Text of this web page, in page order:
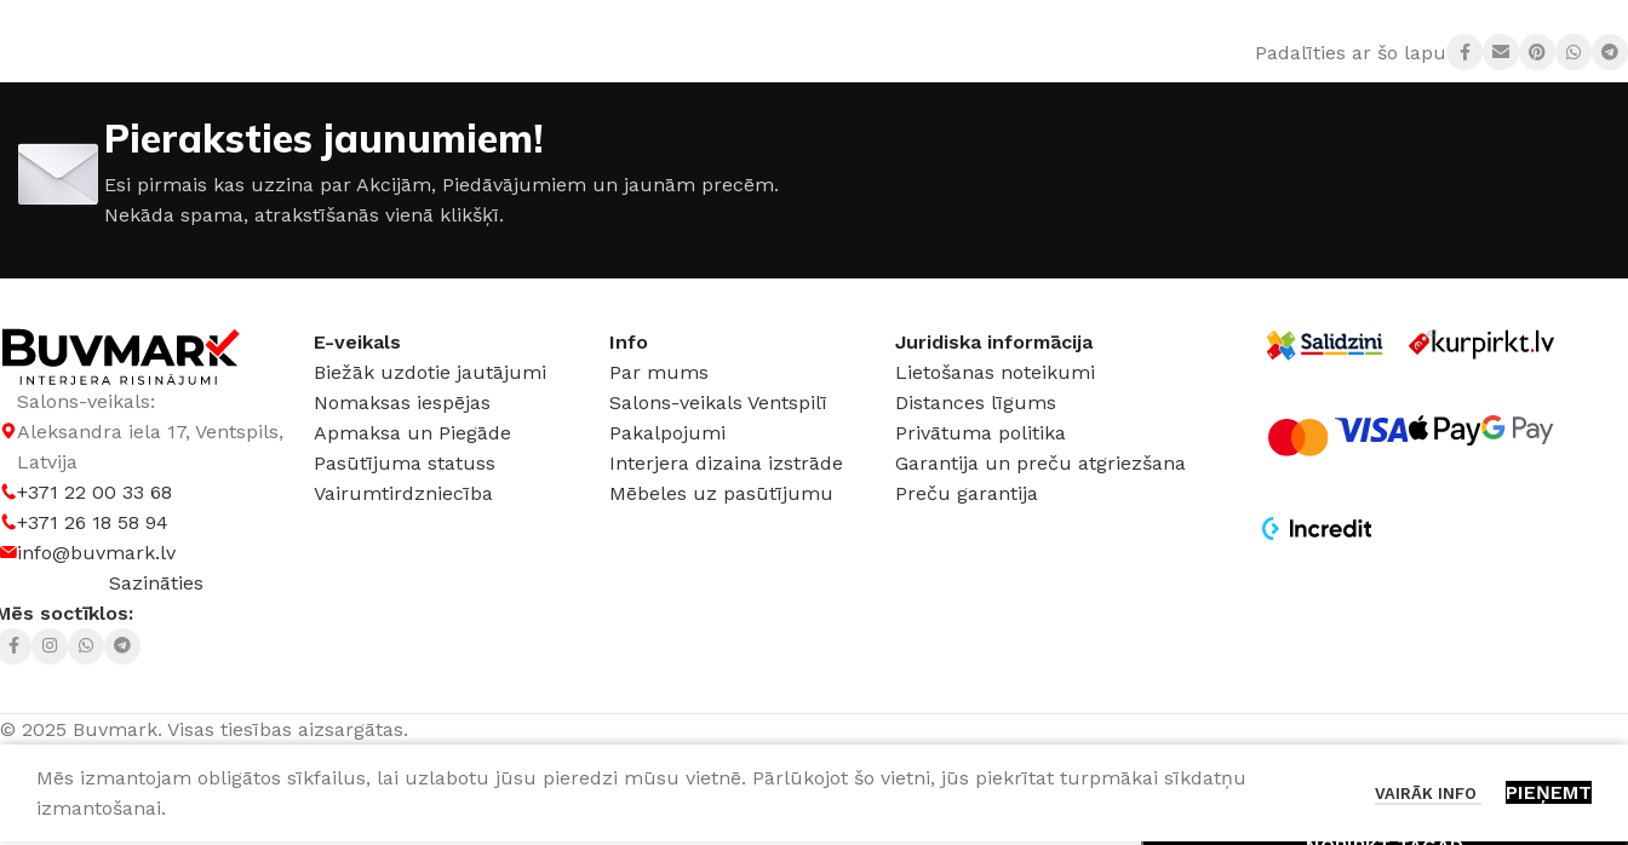
Greige Babylon R130
280 × 2 × 2 cm
Padalīties ar šo lapu:
Pieraksties jaunumiem!
Esi pirmais kas uzzina par Akcijām, Piedāvājumiem un jaunām precēm.
Nekāda spama, atrakstīšanās vienā klikšķī.
Salons-veikals:
Aleksandra iela 17, Ventspils,
Latvija
+371 22 00 33 68
+371 26 18 58 94
info@buvmark.lv
Sazināties
soctīklos:
E-veikals
Biežāk uzdotie jautājumi
Nomaksas iespējas
Apmaksa un Piegāde
Pasūtījuma statuss
Vairumtirdzniecība
Info
Par mums
Salons-veikals Ventspilī
Pakalpojumi
Interjera dizaina izstrāde
Mēbeles uz pasūtījumu
Juridiska informācija
Lietošanas noteikumi
Distances līgums
Privātuma politika
Garantija un preču atgriezšana
Preču garantija
© 2025 Buvmark. Visas tiesības aizsargātas.
Mēs izmantojam obligātos sīkfailus, lai uzlabotu jūsu pieredzi mūsu vietnē. Pārlūkojot šo vietni, jūs piekrītat turpmākai sīkdatņu
izmantošanai.
VAIRĀK INFO PIEŅEMT
Sienas panelis Rocko Tiles Atacama Fields B
R157
229,36€
Pēc pasūtījuma veikšanas, gaidiet produktu pieejamības
PIEVIENOT GROZAM